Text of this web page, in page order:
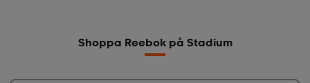
Shoppa Reebok på Stadium